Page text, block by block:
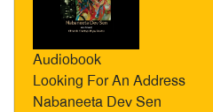
Audiobook
Looking For An Address
Nabaneeta Dev Sen